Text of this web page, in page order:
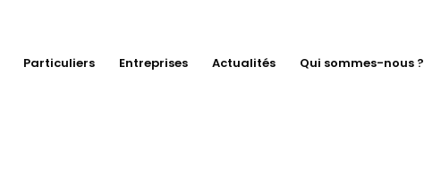
Particuliers Entreprises Actualités Qui sommes-nous ?